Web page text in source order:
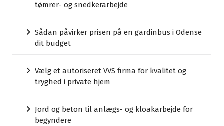
tømrer- og snedkerarbejde
Sådan påvirker prisen på en gardinbus i Odense
dit budget
Vælg et autoriseret VVS firma for kvalitet og
tryghed i private hjem
Jord og beton til anlægs- og kloakarbejde for
begyndere